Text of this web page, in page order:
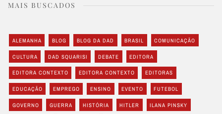
MAIS BUSCADOS
ALEMANHA BLOG BLOG DA DAD BRASIL COMUNICAÇÃO
CULTURA DAD SQUARISI DEBATE EDITORA
EDITORA CONTEXTO EDITORA CONTEXTO EDITORAS
EDUCAÇÃO EMPREGO ENSINO EVENTO FUTEBOL
GOVERNO GUERRA HISTÓRIA HITLER ILANA PINSKY